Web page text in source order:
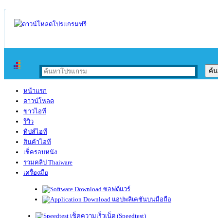
หน้าแรก
ดาวน์โหลด
ข่าวไอที
รีวิว
ทิปส์ไอที
สินค้าไอที
เช็ครอบหนัง
รวมคลิป Thaiware
เครื่องมือ
ซอฟต์แวร์
แอปพลิเคชันบนมือถือ
เช็คความเร็วเน็ต (Speedtest)